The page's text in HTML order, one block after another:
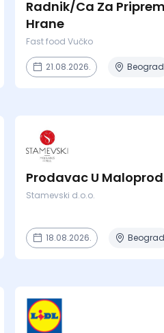
Radnik/Ca Za
Hrane
Fast food Vučko
21.08.2026. Beograd
Prodavac U
Stamevski d.o.o.
18.08.2026. Beograd